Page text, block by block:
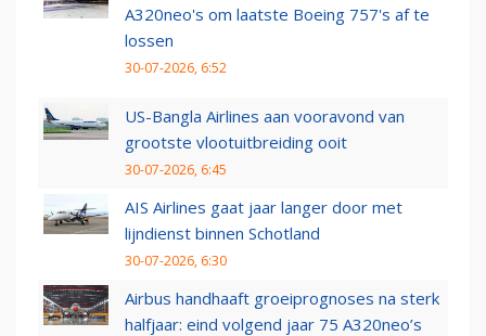
A320neo's om laatste Boeing 757's af te
lossen
30-07-2026, 6:52
US-Bangla Airlines aan vooravond van
grootste vlootuitbreiding ooit
30-07-2026, 6:45
AIS Airlines gaat jaar langer door met
lijndienst binnen Schotland
30-07-2026, 6:30
Airbus handhaaft groeiprognoses na sterk
halfjaar: eind volgend jaar 75 A320neo’s